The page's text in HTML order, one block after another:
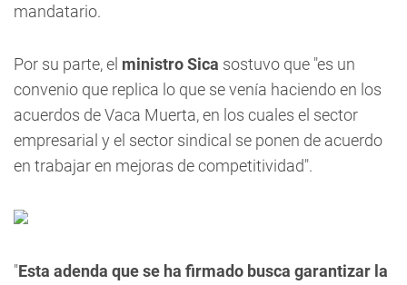
mandatario.
Por su parte, el ministro Sica sostuvo que "es un
convenio que replica lo que se venía haciendo en los
acuerdos de Vaca Muerta, en los cuales el sector
empresarial y el sector sindical se ponen de acuerdo
en trabajar en mejoras de competitividad".
"Esta adenda que se ha firmado busca garantizar la